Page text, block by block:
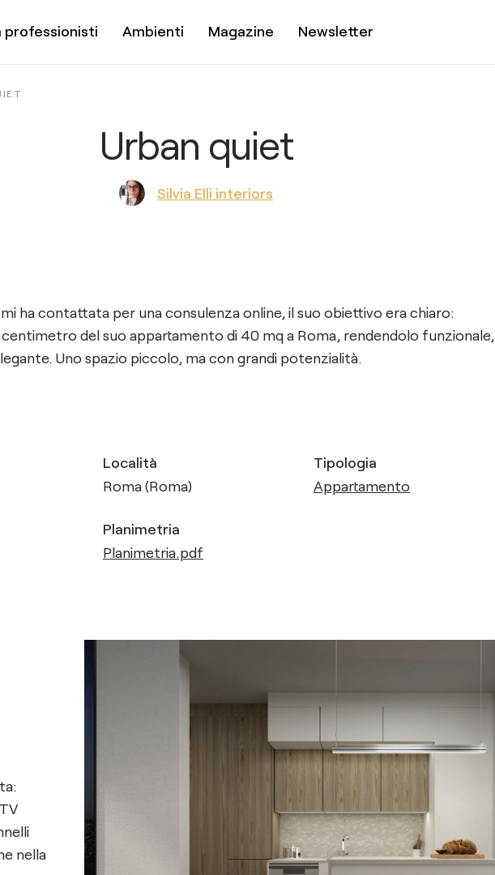
professionisti Ambienti Magazine Newsletter
Urban quiet
Silvia Elli interiors
ha contattata per una consulenza online, il suo obiettivo era chiaro:
del suo appartamento di 40 mq a Roma, rendendolo funzionale,
Uno spazio piccolo, ma con grandi potenzialità.
Località
Roma (Roma)
Tipologia
Appartamento
Planimetria
Planimetria.pdf
nella